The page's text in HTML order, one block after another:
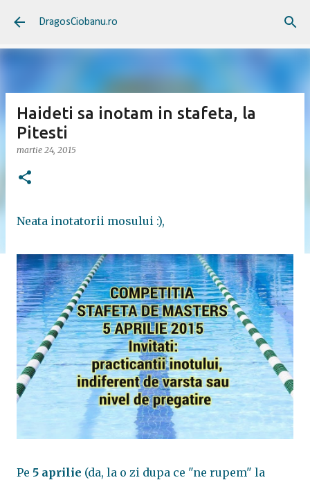
Treceți la conținutul principal
DragosCiobanu.ro
Haideti sa inotam in stafeta, la
Pitesti
martie 24, 2015
Neata inotatorii mosului :),
Pe 5 aprilie (da, la o zi dupa ce "ne rupem" la